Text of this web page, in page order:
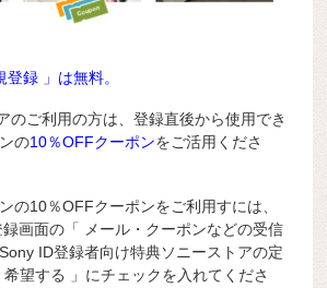
登録 」は無料。
のご利用の方は、登録直後から使用でき
の10％OFFクーポンをご活用くださ
の10％OFFクーポンをご利用すには、
画面の「 メール・クーポンなどの受信
ID登録者向け特典ソニーストアの定
望する 」にチェックを入れてくださ